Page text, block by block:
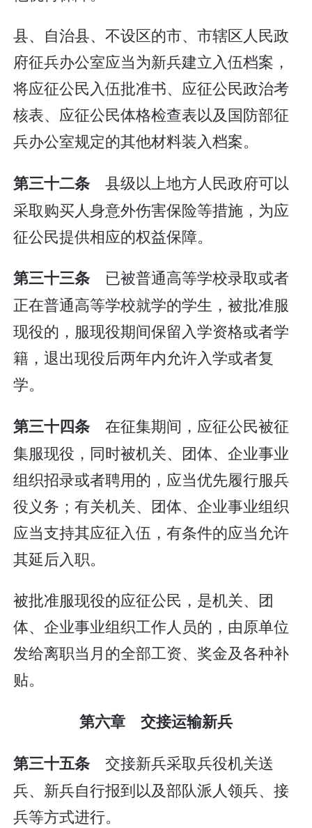
县、自治县、不设区的市、市辖区人民政
府征兵办公室应当为新兵建立入伍档案，
将应征公民入伍批准书、应征公民政治考
核表、应征公民体格检查表以及国防部征
兵办公室规定的其他材料装入档案。
第三十二条 县级以上地方人民政府可以
采取购买人身意外伤害保险等措施，为应
征公民提供相应的权益保障。
第三十三条 已被普通高等学校录取或者
正在普通高等学校就学的学生，被批准服
现役的，服现役期间保留入学资格或者学
籍，退出现役后两年内允许入学或者复
学。
第三十四条 在征集期间，应征公民被征
集服现役，同时被机关、团体、企业事业
组织招录或者聘用的，应当优先履行服兵
役义务；有关机关、团体、企业事业组织
应当支持其应征入伍，有条件的应当允许
其延后入职。
被批准服现役的应征公民，是机关、团
体、企业事业组织工作人员的，由原单位
发给离职当月的全部工资、奖金及各种补
贴。
第六章 交接运输新兵
第三十五条 交接新兵采取兵役机关送
兵、新兵自行报到以及部队派人领兵、接
兵等方式进行。